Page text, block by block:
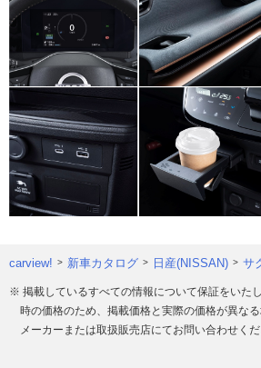
carview! 新車カタログ 日産(NISSAN) サ
※ 掲載しているすべての情報について保証をいた
時の価格のため、掲載価格と実際の価格が異なる
メーカーまたは取扱販売店にてお問い合わせくだ